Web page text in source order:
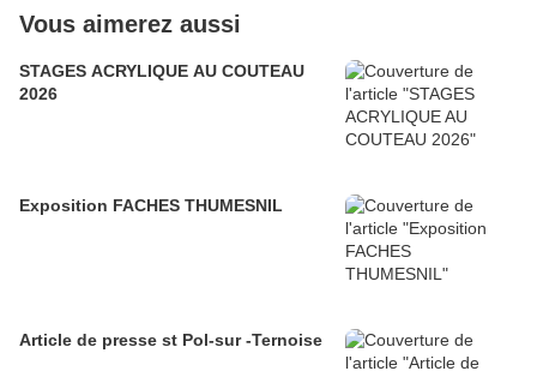
Vous aimerez aussi
STAGES ACRYLIQUE AU COUTEAU
2026
Exposition FACHES THUMESNIL
Article de presse st Pol-sur -Ternoise